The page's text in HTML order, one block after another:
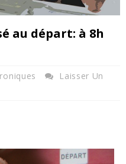
au départ: à 8h
Laisser Un